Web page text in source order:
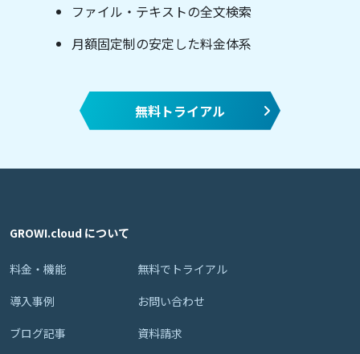
ファイル・テキストの全文検索
月額固定制の安定した料金体系
無料トライアル
GROWI.cloud について
料金・機能
導入事例
ブログ記事
無料でトライアル
お問い合わせ
資料請求